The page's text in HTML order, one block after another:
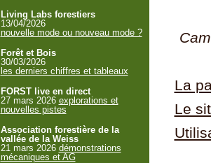
La
Le
Living Labs forestiers
13/04/2026
nouvelle mode ou nouveau mode ?
Forêt et Bois
30/03/2026
les derniers chiffres et tableaux
FORST live en direct
27 mars 2026 explorations et
nouvelles pistes
Association forestière de la
vallée de la Weiss
21 mars 2026 démonstrations
mécaniques et AG